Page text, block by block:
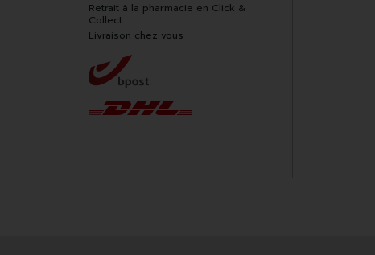
Retrait à la pharmacie en Click &
Collect
Livraison chez vous